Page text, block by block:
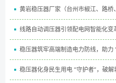
黄岩稳压器厂家（台州市椒江、路桥
线路自动调压器引领配电网智能化变
稳压器筑牢高端制造电力防线，助力
稳压器化身民生用电 “守护者”，破